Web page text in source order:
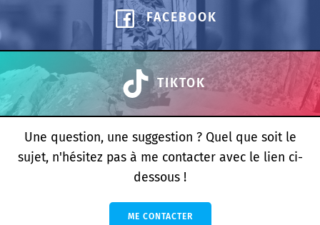
FACEBOOK
TIKTOK
Une question, une suggestion ? Quel que soit le
sujet, n'hésitez pas à me contacter avec le lien ci-
dessous !
ME CONTACTER